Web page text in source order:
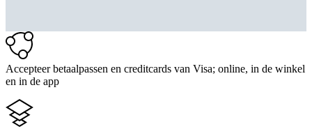
Accepteer betaalpassen en creditcards van Visa; online, in de winkel
en in de app